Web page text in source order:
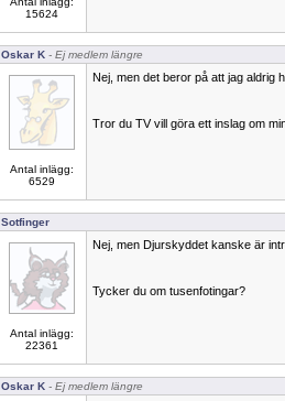
15624
Oskar K - Ej medlem längre
Antal inlägg:
6529
Nej, men det beror på att jag aldrig
Tror du TV vill göra ett inslag om
Sotfinger
Antal inlägg:
22361
Nej, men Djurskyddet kanske är
Tycker du om tusenfotingar?
Oskar K - Ej medlem längre